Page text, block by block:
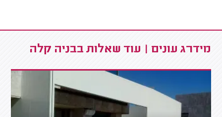
מידרג עונים | עוד שאלות בבניה קלה